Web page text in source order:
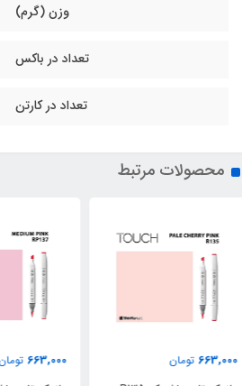
وزن (گرم)
تعداد در باکس
تعداد در کارتن
محصولات مرتبط
663,000 تومان
663,000 تومان